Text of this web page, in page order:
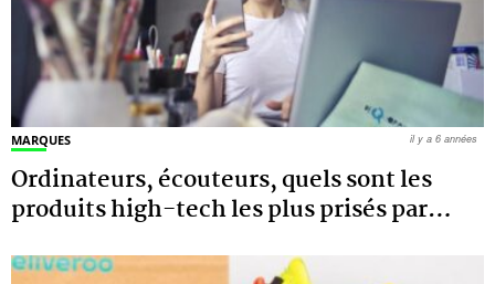
MARQUES
Ordinateurs, écouteurs, quels sont les
produits high-tech les plus prisés par…
il y a 6 années